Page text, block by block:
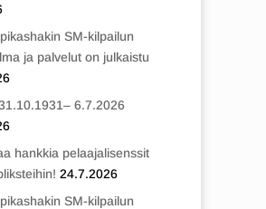
SM-kilpailun
ja palvelut on julkaistu
6.7.2026
hankkia pelaajalisenssit
24.7.2026
SM-kilpailun